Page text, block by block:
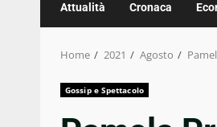
Attualità Cronaca
Home 2021 Agosto
Gossip e Spettacolo